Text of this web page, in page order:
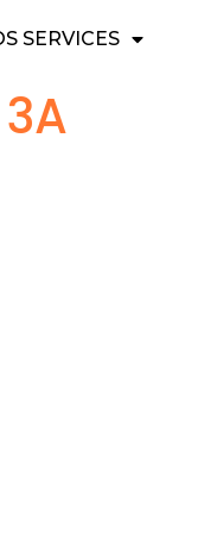
SERVICES